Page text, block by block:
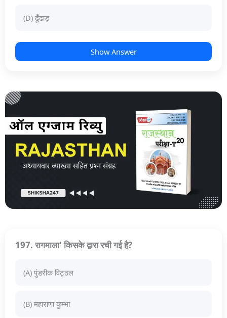
(D) ढूँढाड़
Show Answer
197. रागमाला' किसके द्वारा रची गई है?
(A) पुंडरीक विट्ठल
(B) महाराणा कुम्भा